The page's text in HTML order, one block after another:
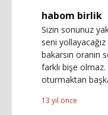
habom birlik
Sizin sonunuz
seni
bakarsın oranın
farklı bişe
oturmaktan
13 yıl önce